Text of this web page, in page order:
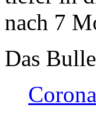
nach 7
Das